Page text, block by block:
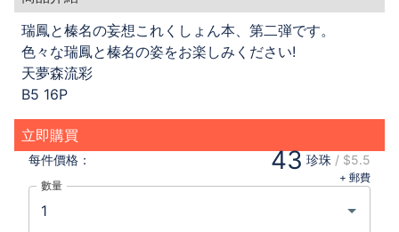
瑞鳳と榛名の妄想これくしょん本、第二弾です。
色々な瑞鳳と榛名の姿をお楽しみください!
天夢森流彩
B5 16P
立即購買
每件價格： 43 珍珠 / $5.5
+ 郵費
數量